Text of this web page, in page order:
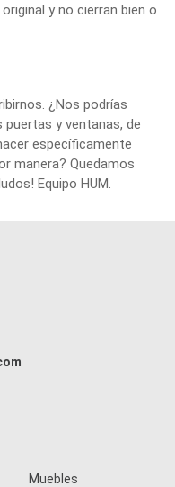
y no cierran bien o
¿Nos podrías
puertas y ventanas, de
específicamente
manera? Quedamos
Equipo HUM.
Muebles